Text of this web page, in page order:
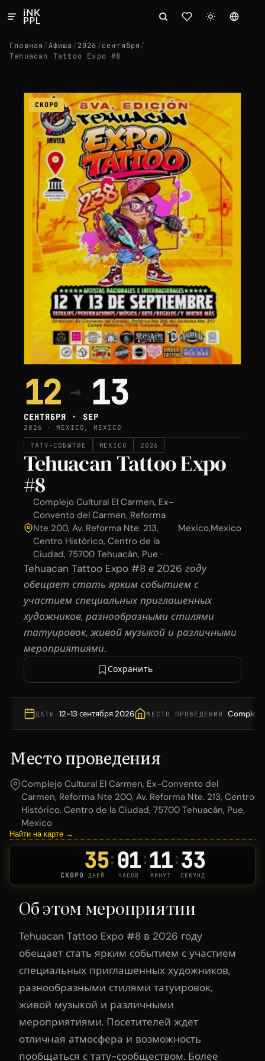
Главная/Афиша /2026/сентября/
Tehuacan Tattoo Expo #8
СКОРО
12 → 13
СЕНТЯБРЯ · SEP
2026 · MEXICO, MEXICO
ТАТУ-СОБЫТИЕ MEXICO 2026
Tehuacan Tattoo Expo
#8
Complejo Cultural El Carmen, Ex-
Convento del Carmen, Reforma
Nte 200, Av. Reforma Nte. 213,
Centro Histórico, Centro de la
Ciudad, 75700 Tehuacán, Pue ·
Mexico,Mexico
Tehuacan Tattoo Expo #8 в 2026 году
обещает стать ярким событием с
участием специальных приглашенных
художников, разнообразными стилями
татуировок, живой музыкой и различными
мероприятиями.
Сохранить
ДАТЫ 12-13 сентября 2026 МЕСТО ПРОВЕДЕНИЯ Complejo
Место проведения
Complejo Cultural El Carmen, Ex-Convento del
Carmen, Reforma Nte 200, Av. Reforma Nte. 213, Centro
Histórico, Centro de la Ciudad, 75700 Tehuacán, Pue,
Mexico
Найти на карте →
СКОРО
35
ДНЕЙ
: 01
ЧАСОВ
: 11
МИНУТ
:32
СЕКУНД
Об этом мероприятии
Tehuacan Tattoo Expo #8 в 2026 году
обещает стать ярким событием с участием
специальных приглашенных художников,
разнообразными стилями татуировок,
живой музыкой и различными
мероприятиями. Посетителей ждет
отличная атмосфера и возможность
пообщаться с тату-сообществом. Более